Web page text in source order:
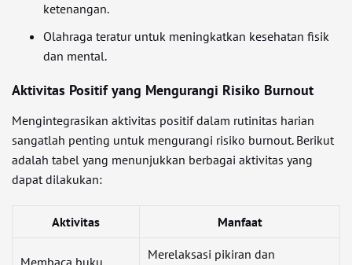
ketenangan.
Olahraga teratur untuk meningkatkan kesehatan fisik
dan mental.
Aktivitas Positif yang Mengurangi Risiko Burnout
Mengintegrasikan aktivitas positif dalam rutinitas harian
sangatlah penting untuk mengurangi risiko burnout. Berikut
adalah tabel yang menunjukkan berbagai aktivitas yang
dapat dilakukan:
Aktivitas Manfaat
Membaca buku
Merelaksasi pikiran dan